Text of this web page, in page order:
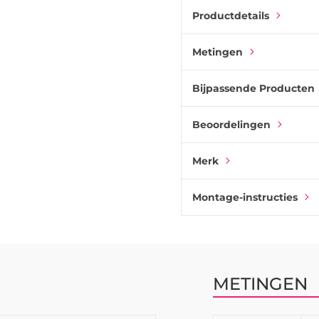
aanvoelt en geschikt is
afwerking.
bij zowel moderne als
uitstraling in de hele kamer.
Productdetails
Metingen
Bijpassende Producten
Beoordelingen
Merk
Montage-instructies
METINGEN